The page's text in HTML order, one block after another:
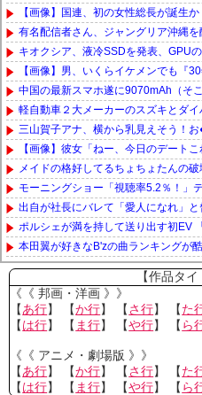
【画像】国連、初の女性総長が誕生
有名配信者さん、ジャングリア沖縄
キオクシア、液冷SSDを発表、GPU
【画像】男、いくらイケメンでも『
中国の最新スマホ遂に9070mAh（そ
軽自動車２大メーカーのスズキとダ
三山賀子アナ、横から乳見えそう！
【画像】彼女「ねー、今日のデート
メイドの格好してるちょちょたんの破
モーニングショー「視聴率5.2％！」
出自が社長にバレて「愛人になれ」
ポルシェが満を持して送り出す初EV
本田翼が好きなB'zの曲ランキングが
Powered by livedoor 相互RSS
【作品タイ
《《 邦画・洋画 》》
【あ行】 【か行】 【さ行】 【た
【は行】 【 ま行】 【や行】 【 ら
《《 アニメ・劇場版 》》
【あ行】 【か行】 【さ行】 【た
【は行】 【 ま行】 【や行】 【 ら